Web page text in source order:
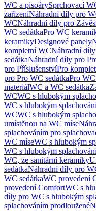
WC a pisoárySprchovací
zařízeníNáhradní díly pro
WCNáhradní díly pro
WC sedátkaPro WC
keramikyDesignové panely
kompletní WCNáhradní
sedátkaNáhradní díly pro
pro PříslušenstvíPro
pro Pro WC sedátkaPro
materiálWC a WC sedátka
WCWC s hlubokým
WC s hlubokým
WCWC s hlubokým
umístěnou na WC míse
splachováním pro
WC míseWC s hlubokým
WC s hlubokým
WC, ze sanitární keramiky
sedátkaNáhradní díly pro
WC sedátkaWC provedení
provedení ComfortWC s
díly pro WC s hlubokým
splachováním prodloužené